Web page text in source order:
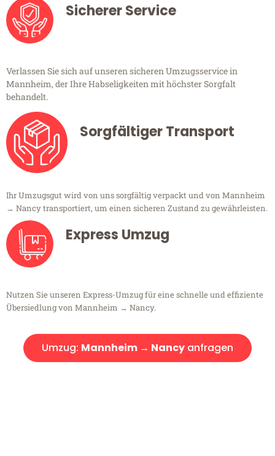
Sicherer Service
Verlassen Sie sich auf unseren sicheren Umzugsservice in
Mannheim, der Ihre Habseligkeiten mit höchster Sorgfalt
behandelt.
Sorgfältiger Transport
Ihr Umzugsgut wird von uns sorgfältig verpackt und von Mannheim
→ Nancy transportiert, um einen sicheren Zustand zu gewährleisten.
Express Umzug
Nutzen Sie unseren Express-Umzug für eine schnelle und effiziente
Übersiedlung von Mannheim → Nancy.
Umzug: Mannheim → Nancy anfragen